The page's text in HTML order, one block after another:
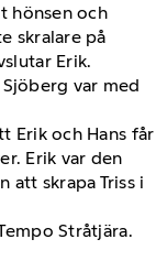
hönsen och
skralare på
Erik.
var med
Erik och Hans får
Erik var den
att skrapa Triss i
Stråtjära.